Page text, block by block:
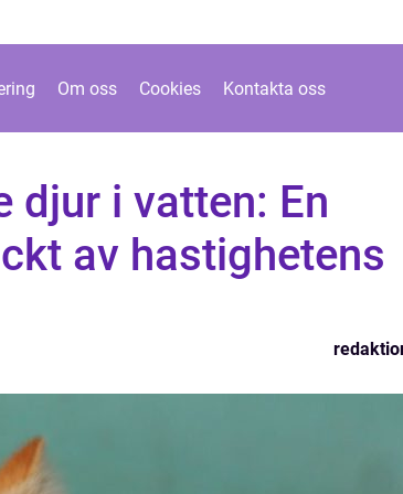
Om oss Cookies Kontakta oss
djur i vatten: En
av hastighetens